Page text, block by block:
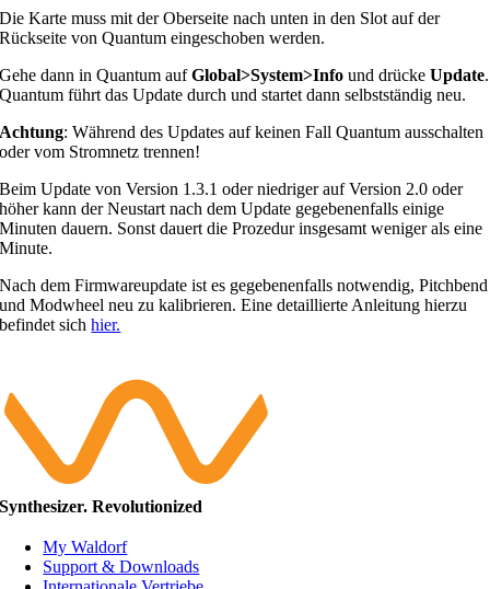
Die Karte muss mit der Oberseite nach unten in den Slot auf der
Rückseite von Quantum eingeschoben werden.
Gehe dann in Quantum aufGlobal>System>Info und drückeUpdate.
Quantum führt das Update durch und startet dann selbstständig neu.
Achtung: Während des Updates auf keinen Fall Quantum ausschalten
oder vom Stromnetz trennen!
Beim Update von Version 1.3.1 oder niedriger auf Version 2.0 oder
höher kann der Neustart nach dem Update gegebenenfalls einige
Minuten dauern. Sonst dauert die Prozedur insgesamt weniger als eine
Minute.
Nach dem Firmwareupdate ist es gegebenenfalls notwendig, Pitchbend
und Modwheel neu zu kalibrieren. Eine detaillierte Anleitung hierzu
befindet sichhier.
Synthesizer. Revolutionized
My Waldorf
Support & Downloads